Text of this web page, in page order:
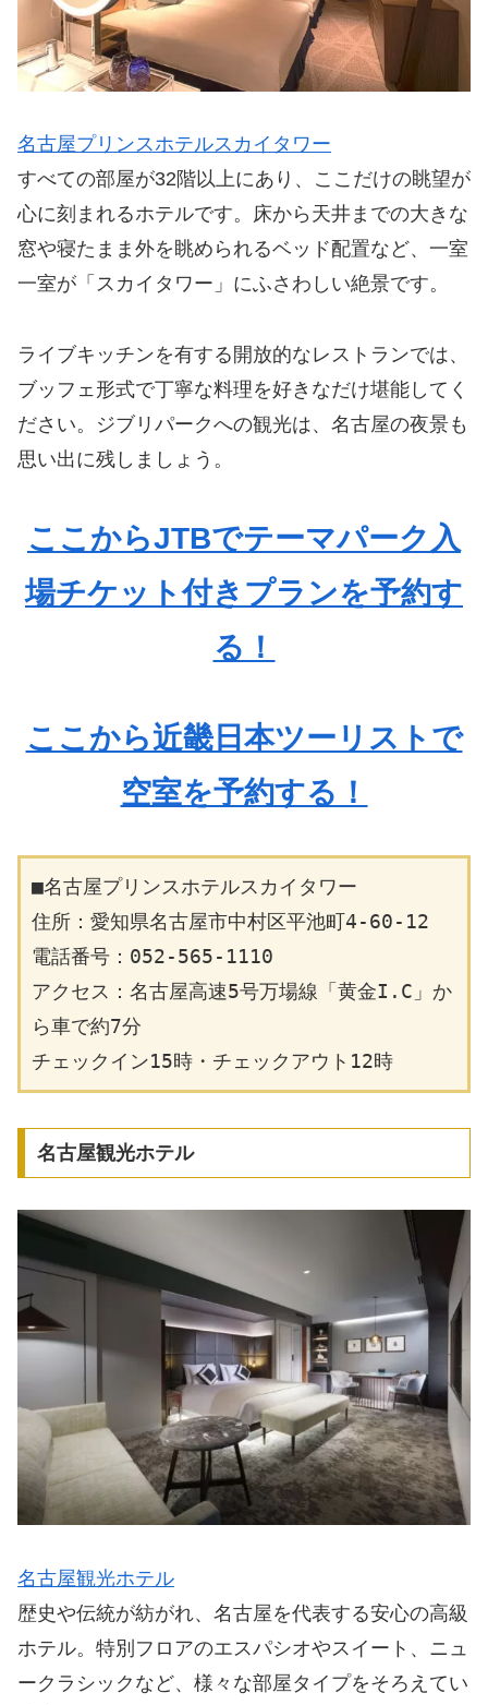
名古屋プリンスホテルスカイタワー
すべての部屋が32階以上にあり、ここだけの眺望が
心に刻まれるホテルです。床から天井までの大きな
窓や寝たまま外を眺められるベッド配置など、一室
一室が「スカイタワー」にふさわしい絶景です。
ライブキッチンを有する開放的なレストランでは、
ブッフェ形式で丁寧な料理を好きなだけ堪能してく
ださい。ジブリパークへの観光は、名古屋の夜景も
思い出に残しましょう。
ここからJTBでテーマパーク入
場チケット付きプランを予約す
る！
ここから近畿日本ツーリストで
空室を予約する！
■名古屋プリンスホテルスカイタワー
住所：愛知県名古屋市中村区平池町4-60-12
電話番号：052-565-1110
アクセス：名古屋高速5号万場線「黄金I.C」か
ら車で約7分
チェックイン15時・チェックアウト12時
名古屋観光ホテル
名古屋観光ホテル
歴史や伝統が紡がれ、名古屋を代表する安心の高級
ホテル。特別フロアのエスパシオやスイート、ニュ
ークラシックなど、様々な部屋タイプをそろえてい